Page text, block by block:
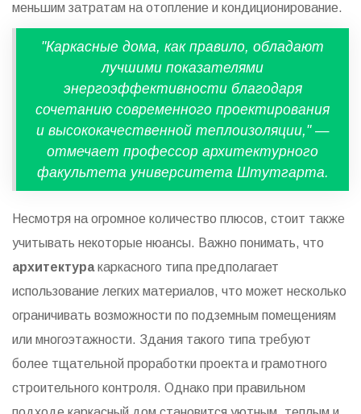
меньшим затратам на отопление и кондиционирование.
"Каркасные дома, как правило, обладают
лучшими показателями
энергоэффективности благодаря
сочетанию современного проектирования
и высококачественной теплоизоляции," —
отмечает профессор архитектурного
факультета университета Штутгарта.
Несмотря на огромное количество плюсов, стоит также
учитывать некоторые нюансы. Важно понимать, что
архитектуракаркасного типа предполагает
использование легких материалов, что может несколько
ограничивать возможности по подземным помещениям
или многоэтажности. Здания такого типа требуют
более тщательной проработки проекта и грамотного
строительного контроля. Однако при правильном